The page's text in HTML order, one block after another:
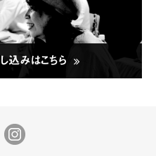
込みはこちら